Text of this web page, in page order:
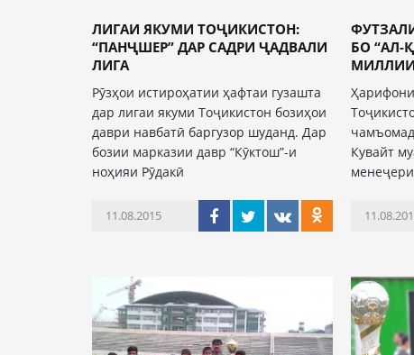
ЛИГАИ ЯКУМИ ТОҶИКИСТОН:
“ПАНҶШЕР” ДАР САДРИ ҶАДВАЛИ
ЛИГА
Рӯзҳои истироҳатии ҳафтаи гузашта
дар лигаи якуми Тоҷикистон бозиҳои
даври навбатӣ баргузор шуданд. Дар
бозии марказии давр “Кӯктош”-и
ноҳияи Рӯдакӣ
11.08.2015
БО “АЛ-
МИЛЛИИ
Кувайт